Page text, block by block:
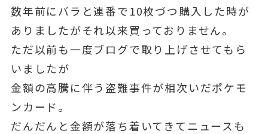
数年前にバラと連番で10枚づつ購入した時が
ありましたがそれ以来買っておりません。
ただ以前も一度ブログで取り上げさせてもら
いましたが
金額の高騰に伴う盗難事件が相次いだポケモ
ンカード。
だんだんと金額が落ち着いてきてニュースも